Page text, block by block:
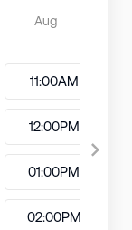
Aug
11:00AM
12:00PM
01:00PM
02:00PM